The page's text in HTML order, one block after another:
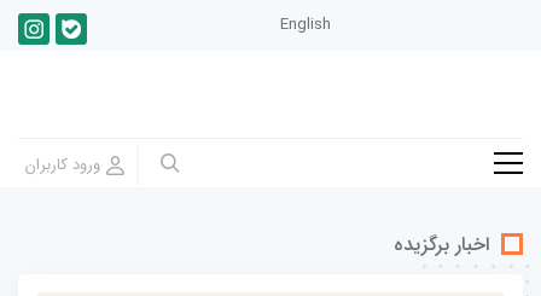
English
اخبار برگزیده